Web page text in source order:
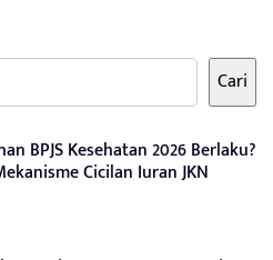
Cari
BPJS Kesehatan 2026 Berlaku?
Cicilan Iuran JKN